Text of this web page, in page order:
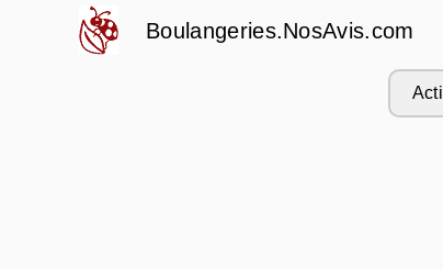
Boulangeries.NosAvis.com